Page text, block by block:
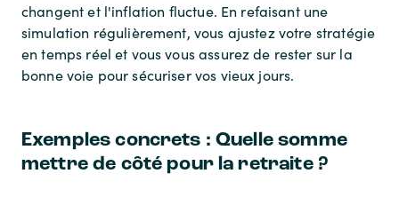
changent et l'inflation fluctue. En refaisant une
simulation régulièrement, vous ajustez votre stratégie
en temps réel et vous vous assurez de rester sur la
bonne voie pour sécuriser vos vieux jours.
Exemples concrets : Quelle somme
mettre de côté pour la retraite ?